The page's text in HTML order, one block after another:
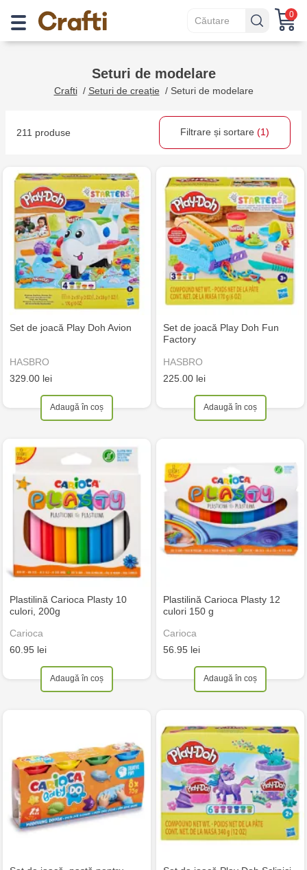
0
Seturi de modelare
Crafti/ Seturi de creație / Seturi de modelare
211 produse Filtrare și sortare (1)
Set de joacă Play Doh Avion
HASBRO
329.00 lei
Adaugă în coș
Set de joacă Play Doh Fun
Factory
HASBRO
225.00 lei
Adaugă în coș
Plastilină Carioca Plasty 10
culori, 200g
Carioca
60.95 lei
Adaugă în coș
Plastilină Carioca Plasty 12
culori 150 g
Carioca
56.95 lei
Adaugă în coș